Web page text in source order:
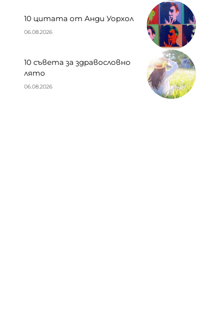
10 цитата от Анди Уорхол
06.08.2026
10 съвета за здравословно
лято
06.08.2026